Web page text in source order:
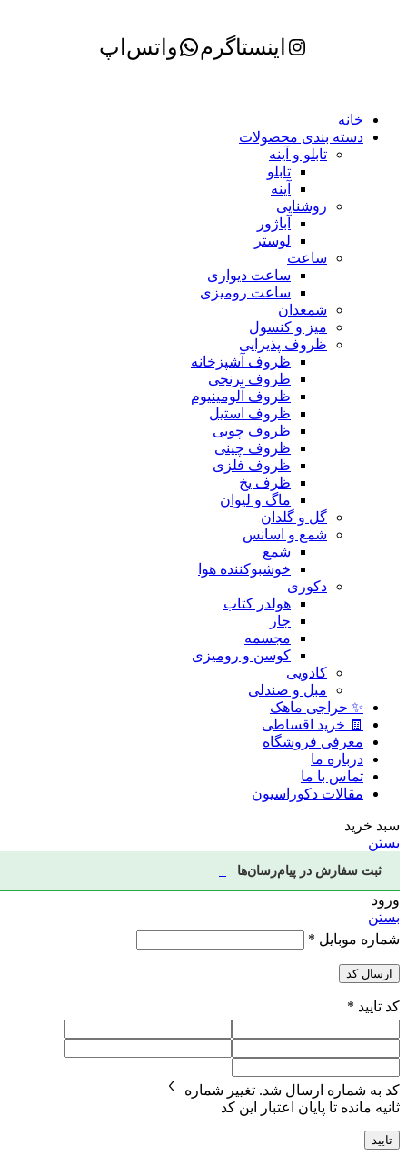
اینستاگرم واتس‌اپ
خانه
دسته بندی محصولات
تابلو و آینه
تابلو
آینه
روشنایی
آباژور
لوستر
ساعت
ساعت دیواری
ساعت رومیزی
شمعدان
میز و کنسول
ظروف پذیرایی
ظروف آشپزخانه
ظروف برنجی
ظروف آلومینیوم
ظروف استیل
ظروف چوبی
ظروف چینی
ظروف فلزی
ظرف یخ
ماگ و لیوان
گل و گلدان
شمع و اسانس
شمع
خوشبوکننده هوا
دکوری
هولدر کتاب
جار
مجسمه
کوسن و رومیزی
کادویی
مبل و صندلی
✨ حراجی ماهک
🧾 خرید اقساطی
معرفی فروشگاه
درباره ما
تماس با ما
مقالات دکوراسیون
سبد خرید
بستن
ثبت سفارش در پیام‌رسان‌ها
ورود
بستن
شماره موبایل *
ارسال کد
کد تایید *
کد به شماره ارسال شد. تغییر شماره
ثانیه مانده تا پایان اعتبار این کد
تایید